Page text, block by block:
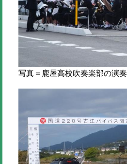
写真＝鹿屋高校吹奏楽部の演奏